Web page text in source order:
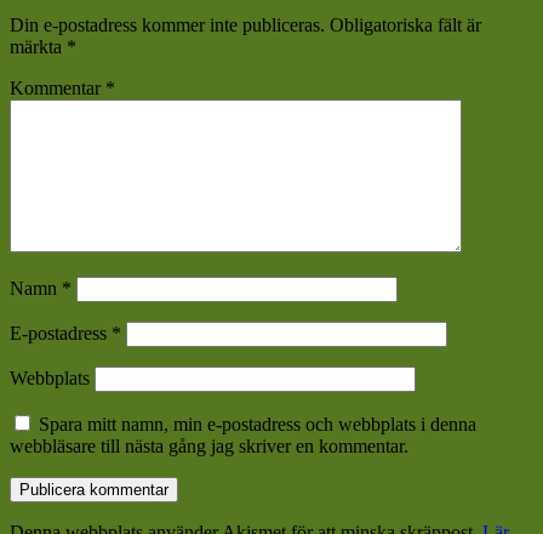
Din e-postadress kommer inte publiceras. Obligatoriska fält är
märkta *
Kommentar *
Namn *
E-postadress *
Webbplats
Spara mitt namn, min e-postadress och webbplats i denna
webbläsare till nästa gång jag skriver en kommentar.